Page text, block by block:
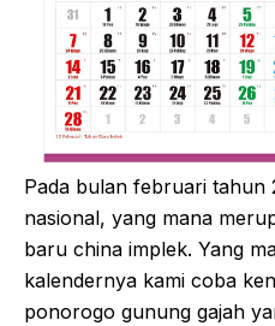
Pada bulan februari tahun
nasional, yang mana
baru china implek. Yang
kalendernya kami coba
ponorogo gunung gajah